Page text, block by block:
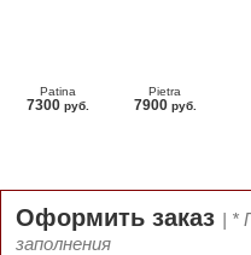
Patina
7300 руб.
Pietra
7900 руб.
Оформить заказ | *
заполнения